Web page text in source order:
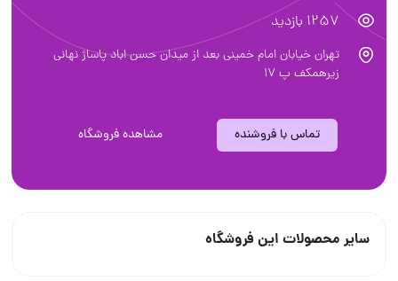
1257 بازدید
تهران خیابان امام خمینی بعد از میدان حسن اباد پاساژ نهانی
زیرهمکف پ ۱۷
تماس با فروشنده مشاهده فروشگاه
سایر محصولات این فروشگاه